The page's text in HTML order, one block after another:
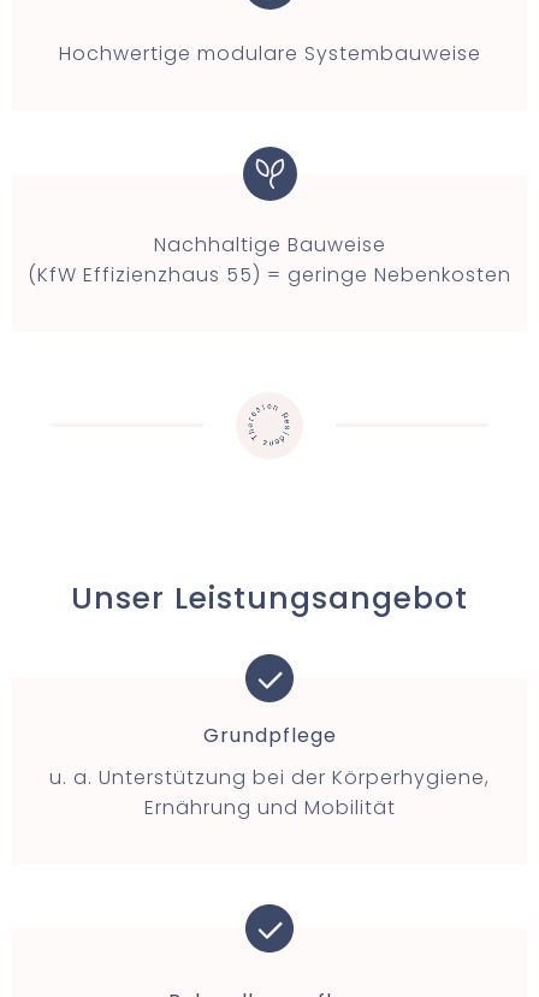
Hochwertige modulare Systembauweise
Nachhaltige Bauweise
(KfW Effizienzhaus 55) = geringe Nebenkosten
Unser Leistungsangebot
Grundpflege
u. a. Unterstützung bei der Körperhygiene,
Ernährung und Mobilität